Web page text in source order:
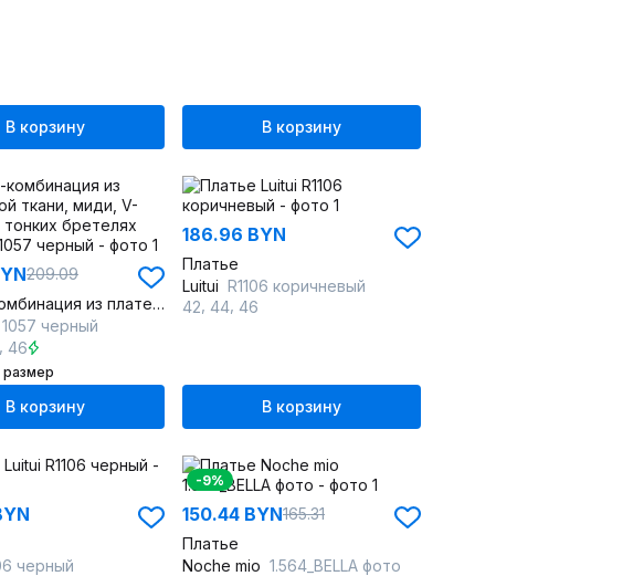
В корзину В корзину
209.09
Платье-комбинация из плательной ткани, миди, V-вырез, на тонких бретелях
1057 черный
46
размер
В корзину
186.96 BYN
Платье
Luitui R1106 коричневый
42 44 46
В корзину
черный
-9%
150.44 BYN165.31
Платье
Noche mio 1.564_BELLA фото